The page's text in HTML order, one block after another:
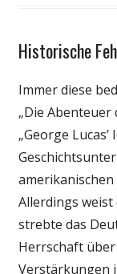
Gesellschaft
Politik
Wissenschaft
Historische
Immer diese
„Die Abenteuer
„George
amerikanischen
Allerdings weist
strebte das
Herrschaft
Verstärkungen